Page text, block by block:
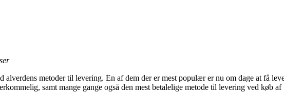
metoder til levering. En af dem der er mest populær er nu om dage at få
samt mange gange også den mest betalelige metode til levering ved køb af